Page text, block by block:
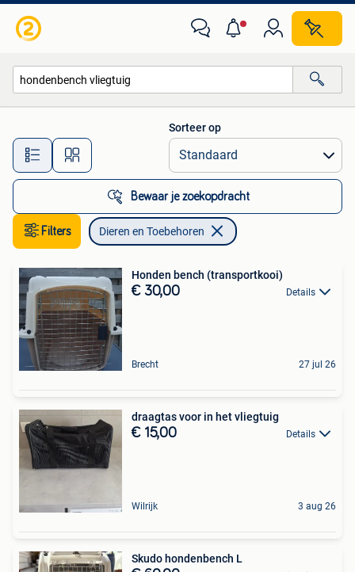
Alle afstanden…
Sorteer op
Bewaar je zoekopdracht
Filters Dieren en Toebehoren
Honden bench (transportkooi)
€ 30,00 Details
Brecht 27 jul 26
draagtas voor in het vliegtuig
€ 15,00 Details
Wilrijk 3 aug 26
Skudo hondenbench L